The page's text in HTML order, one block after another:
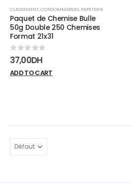
CLASSEMENT,CONSOMMABLES, PAPETERIE
Paquet de Chemise Bulle
50g Double 250 Chemises
Format 21x31
0sur 5
37,00DH
ADD TO CART